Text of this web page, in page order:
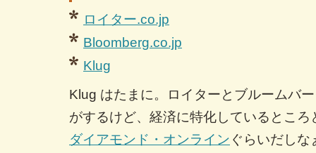
ロイター.co.jp
Bloomberg.co.jp
Klug
Klug はたまに。ロイターとブルームバ
がするけど、経済に特化しているところ
ダイアモンド・オンライン ぐらいだしな